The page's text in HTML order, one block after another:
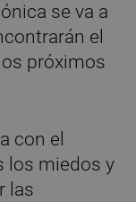
se va a
el
próximos
con el
los miedos y
las